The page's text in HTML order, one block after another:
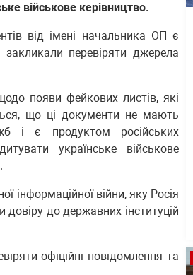
військове керівництво.
від імені начальника ОП є
перевіряти джерела
появи фейкових листів, які
що ці документи не мають
і є продуктом російських
українське військове
війни, яку Росія
до державних інституцій
офіційні повідомлення та